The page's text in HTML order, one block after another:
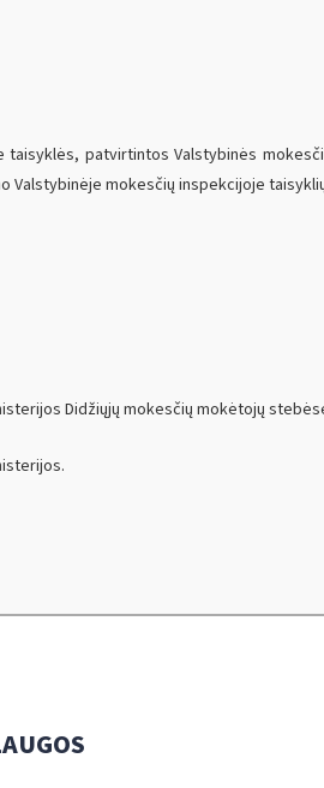
patvirtintos Valstybinės
Valstybinėje mokesčių inspekcijoje
Didžiųjų mokesčių mokėtojų